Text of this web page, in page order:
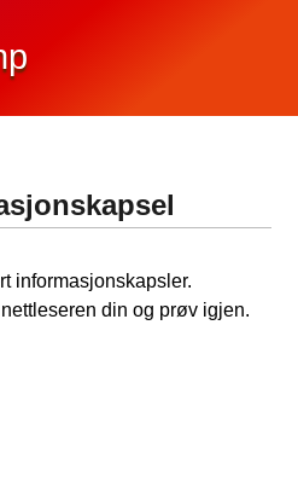
informasjonskapsler.
din og prøv igjen.